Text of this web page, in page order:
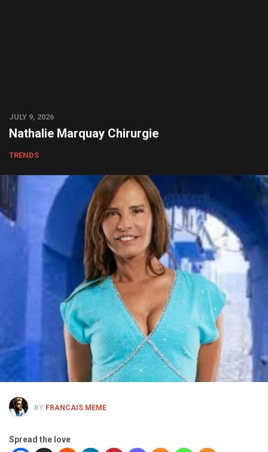
JULY 9, 2026
Nathalie Marquay Chirurgie
TRENDS
BY FRANCAIS MEME
Spread the love